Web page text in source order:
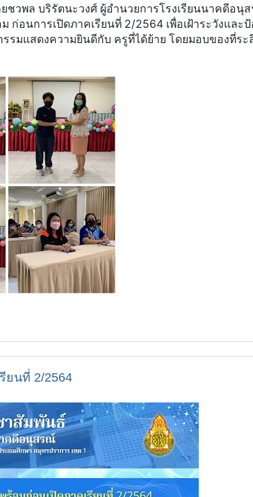
วพล บริรัตนะวงศ์ ผู้อำนวยการโรงเรียนนาคดีอนุ
อนการเปิดภาคเรียนที่ 2/2564 เพื่อเฝ้าระวังและ
รมแสดงความยินดีกับ ครูที่ได้ย้าย โดยมอบของที่ระ
ยนที่ 2/2564